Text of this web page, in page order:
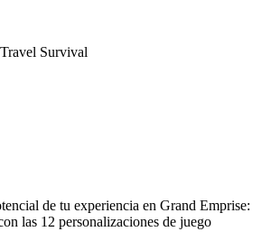
Survival
de tu experiencia en Grand Emprise:
las 12 personalizaciones de juego